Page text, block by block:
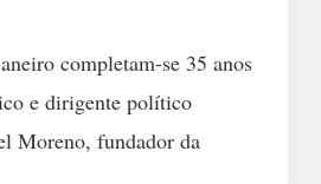
completam-se 35 anos
e dirigente político
Moreno, fundador da